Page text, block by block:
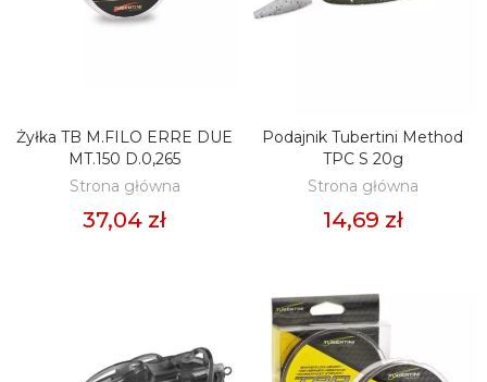
DODAJ DO KOSZYKA
Żyłka TB M.FILO ERRE DUE
MT.150 D.0,265
Strona główna
37,04 zł
DODAJ DO KOSZYKA
Podajnik Tubertini Method
TPC S 20g
Strona główna
14,69 zł